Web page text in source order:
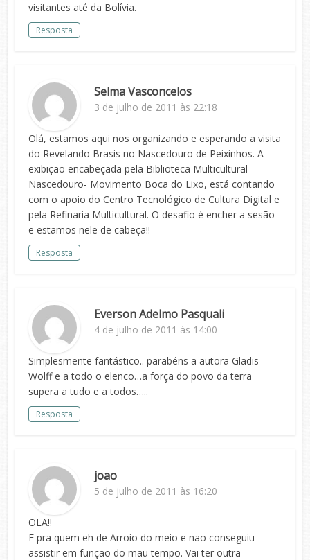
visitantes até da Bolívia.
Resposta
Selma Vasconcelos
3 de julho de 2011 às 22:18
Olá, estamos aqui nos organizando e esperando a visita
do Revelando Brasis no Nascedouro de Peixinhos. A
exibição encabeçada pela Biblioteca Multicultural
Nascedouro- Movimento Boca do Lixo, está contando
com o apoio do Centro Tecnológico de Cultura Digital e
pela Refinaria Multicultural. O desafio é encher a sesão
e estamos nele de cabeça!!
Resposta
Everson Adelmo Pasquali
4 de julho de 2011 às 14:00
Simplesmente fantástico.. parabéns a autora Gladis
Wolff e a todo o elenco…a força do povo da terra
supera a tudo e a todos…..
Resposta
joao
5 de julho de 2011 às 16:20
OLA!!
E pra quem eh de Arroio do meio e nao conseguiu
assistir em funçao do mau tempo. Vai ter outra